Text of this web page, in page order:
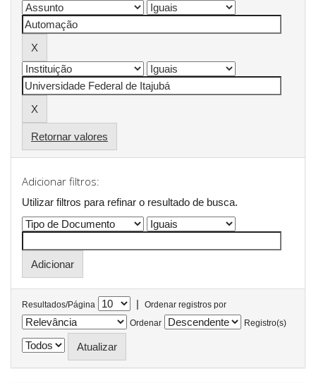
Retornar valores
Adicionar filtros:
Utilizar filtros para refinar o resultado de busca.
Resultados/Página |
Ordenar registros por
Ordenar
Registro(s)